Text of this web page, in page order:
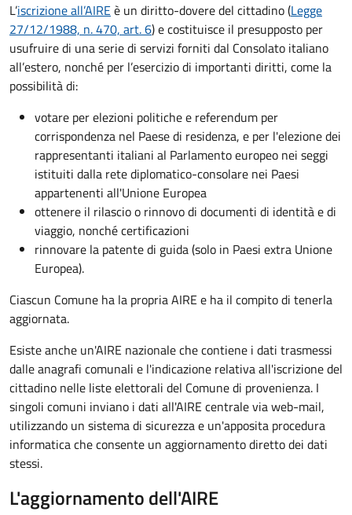
L’iscrizione all’AIREè un diritto-dovere del cittadino (Legge
27/12/1988, n. 470, art. 6) e costituisce il presupposto per
usufruire di una serie di servizi forniti dal Consolato italiano
all’estero, nonché per l’esercizio di importanti diritti, come la
possibilità di:
votare per elezioni politiche e referendum per
corrispondenza nel Paese di residenza, e per l'elezione dei
rappresentanti italiani al Parlamento europeo nei seggi
istituiti dalla rete diplomatico-consolare nei Paesi
appartenenti all'Unione Europea
ottenere il rilascio o rinnovo di documenti di identità e di
viaggio, nonché certificazioni
rinnovare la patente di guida (solo in Paesi extra Unione
Europea).
Ciascun Comune ha la propria AIRE e ha il compito di tenerla
aggiornata.
Esiste anche un'AIRE nazionale­ che contiene i dati trasmessi
dalle anagrafi comunali e l'indicazione relativa all'iscrizione del
cittadino nelle liste elettorali del Comune di provenienza. I
singoli comuni inviano i dati all'AIRE centrale via web-mail,
utilizzando un sistema di sicurezza e un'apposita procedura
informatica che consente un aggiornamento diretto dei dati
stessi.
L'aggiornamento dell'AIRE